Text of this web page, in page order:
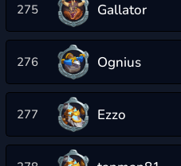
275 Gallator
276 Ognius
277 Ezzo